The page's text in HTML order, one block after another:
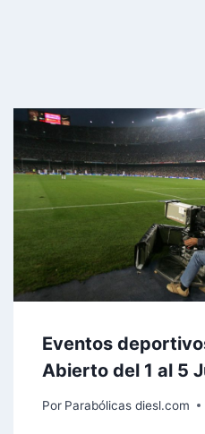
Eventos
Abierto del 1 al 5
Por Parabólicas diesl.com